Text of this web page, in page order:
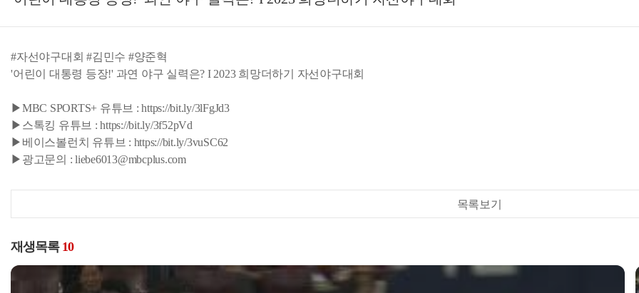
#자선야구대회 #김민수 #양준혁
'어린이 대통령 등장!' 과연 야구 실력은? I 2023 희망더하기 자선야구대회
▶MBC SPORTS+ 유튜브 : https://bit.ly/3lFgJd3
▶스톡킹 유튜브 : https://bit.ly/3f52pVd
▶베이스볼런치 유튜브 : https://bit.ly/3vuSC62
▶광고문의 : liebe6013@mbcplus.com
목록보기
재생목록 10